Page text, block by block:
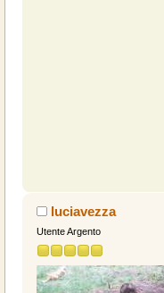
luciavezza
Utente Argento